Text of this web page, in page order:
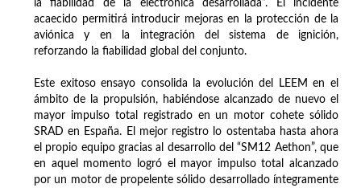
la fiabilidad de la electrónica desarrollada”. El incidente
acaecido permitirá introducir mejoras en la protección de la
aviónica y en la integración del sistema de ignición,
reforzando la fiabilidad global del conjunto.
Este exitoso ensayo consolida la evolución del LEEM en el
ámbito de la propulsión, habiéndose alcanzado de nuevo el
mayor impulso total registrado en un motor cohete sólido
SRAD en España. El mejor registro lo ostentaba hasta ahora
el propio equipo gracias al desarrollo del “SM12 Aethon”, que
en aquel momento logró el mayor impulso total alcanzado
por un motor de propelente sólido desarrollado íntegramente